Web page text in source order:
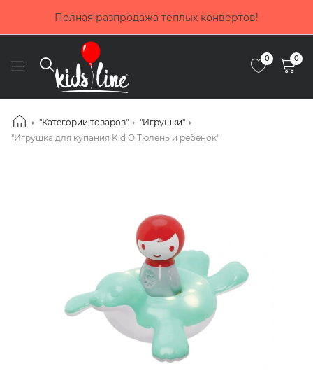
частями от Приватбанка
0 0
"Категории товаров"
"Игрушки"
"Игрушка для купания Kid O Тюлень и ребенок"